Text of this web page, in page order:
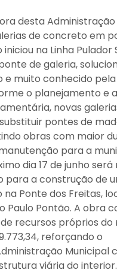
desta Administração
de concreto em
na Linha Pulador
de galeria,
e muito conhecido pela
o planejamento e a
novas
pontes de
obras com maior
para a
dia 17 de junho será
para a construção de
Ponte dos Freitas,
Paulo Pontão. A obra
recursos próprios do
reforçando o
Municipal
viária do interior.